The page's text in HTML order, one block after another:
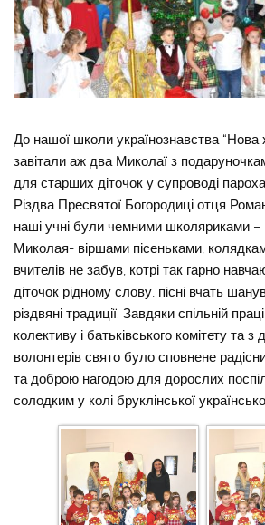
До нашої школи українознавства “Нова
завітали аж два Миколаї з
для старших діточок у супроводі пароха
Різдва Пресвятої Богородиці отця
наші учні були чемними школяриками –
Миколая- віршами пісеньками,
вчителів не забув, котрі так гарно
діточок рідному слову, пісні вчать
різдвяні традиції. Завдяки спільній
колективу і батьківського комітету та з
волонтерів свято було сповнене
та доброю нагодою для дорослих
солодким у колі бруклінської